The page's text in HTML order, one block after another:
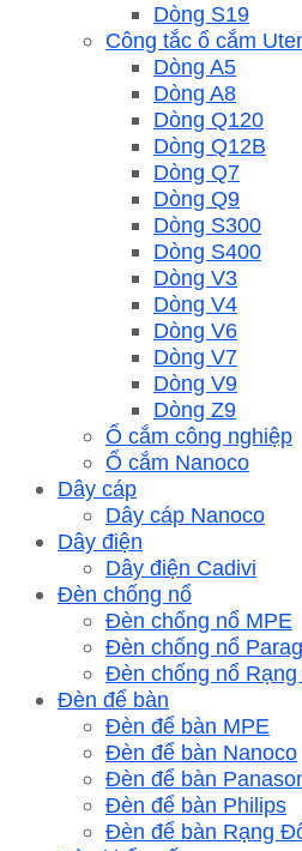
Dòng S19
Công tắc ổ cắm
Dòng A5
Dòng A8
Dòng Q120
Dòng Q12B
Dòng Q7
Dòng Q9
Dòng S300
Dòng S400
Dòng V3
Dòng V4
Dòng V6
Dòng V7
Dòng V9
Dòng Z9
Ổ cắm công nghiệp
Ổ cắm Nanoco
Dây cáp
Dây cáp Nanoco
Dây điện
Dây điện Cadivi
Đèn chống nổ
Đèn chống nổ MPE
Đèn chống nổ
Đèn chống nổ
Đèn để bàn
Đèn để bàn MPE
Đèn để bàn Nanoco
Đèn để bàn
Đèn để bàn Philips
Đèn để bàn Rạng